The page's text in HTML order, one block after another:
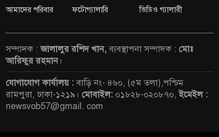
আমাদের পরিবার ফটোগ্যালারি ভিডিও গ্যালারী
সম্পাদক :জালালুর রশিদ খান,ব্যবস্থাপনা সম্পাদক : মোঃ
আরিফুর রহমান।
যোগাযোগ কার্যালয় :বাড়ি নং- ৪৬০, (৫ম তলা),পশ্চিম
রামপুরা, ঢাকা-১২১৯। মোবাইল: ০১৮২৮-০২০৮৭০,ইমেইল :
newsvob57@gmail. com